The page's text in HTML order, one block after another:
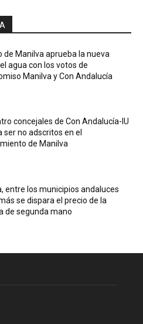
de Manilva aprueba la nueva
agua con los votos de
Manilva y Con Andalucía
concejales de Con Andalucía-IU
ser no adscritos en el
de Manilva
entre los municipios andaluces
se dispara el precio de la
de segunda mano